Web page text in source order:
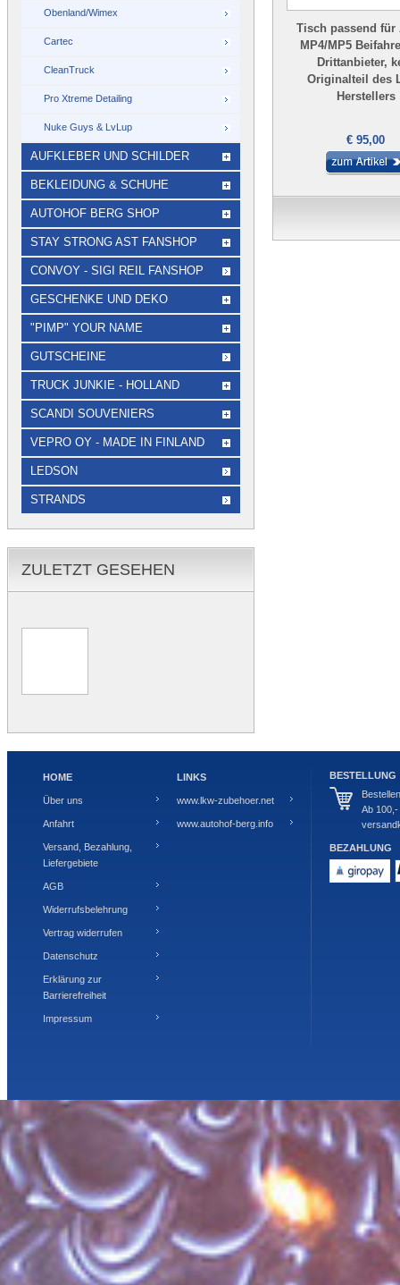
Tisch passend für
MP4/MP5
Drittanbieter,
Originalteil des
Herstellers
€ 95,00
Obenland/Wimex
Cartec
CleanTruck
Pro Xtreme Detailing
Nuke Guys & LvLup
AUFKLEBER UND SCHILDER
BEKLEIDUNG & SCHUHE
AUTOHOF BERG SHOP
STAY STRONG AST FANSHOP
CONVOY - SIGI REIL FANSHOP
GESCHENKE UND DEKO
"PIMP" YOUR NAME
GUTSCHEINE
TRUCK JUNKIE - HOLLAND
SCANDI SOUVENIERS
VEPRO OY - MADE IN FINLAND
LEDSON
STRANDS
ZULETZT GESEHEN
HOME
Über uns
Anfahrt
Versand, Bezahlung,
Liefergebiete
AGB
Widerrufsbelehrung
Vertrag widerrufen
Datenschutz
Erklärung zur
Barrierefreiheit
Impressum
LINKS
www.lkw-zubehoer.net
www.autohof-berg.info
BESTELLUNG
Ab
BEZAHLUNG